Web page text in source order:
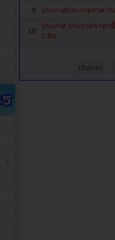
9
ประกาศประกวดราคา
10
ประกาศ ประกวดราคา
1 ตัน
เริ่มแรก